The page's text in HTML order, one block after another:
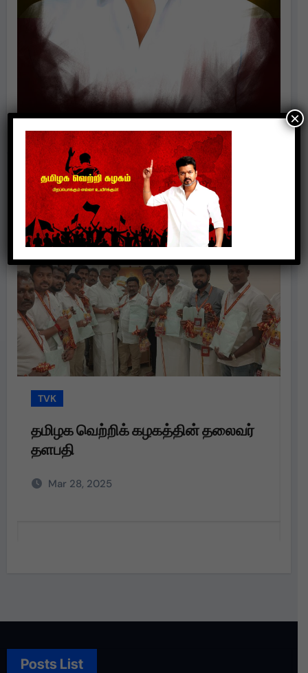
Politics
TVK
தமிழக வெற்றிக் கழகத்தின் தலைவர்
தளபதி
Mar 28, 2025
Posts List
×